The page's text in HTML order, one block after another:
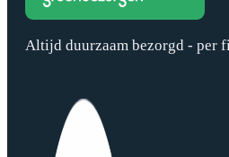
Altijd duurzaam bezorgd - per